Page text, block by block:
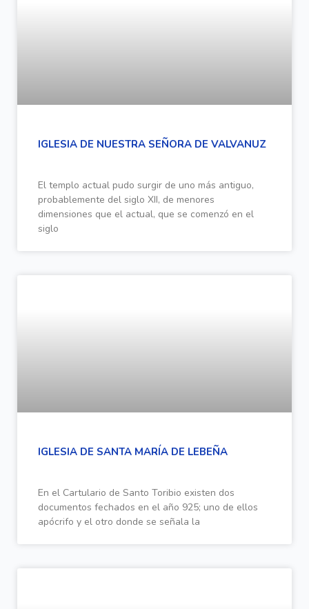
IGLESIA DE NUESTRA SEÑORA DE VALVANUZ
El templo actual pudo surgir de uno más antiguo,
probablemente del siglo XII, de menores
dimensiones que el actual, que se comenzó en el
siglo
IGLESIA DE SANTA MARÍA DE LEBEÑA
En el Cartulario de Santo Toribio existen dos
documentos fechados en el año 925; uno de ellos
apócrifo y el otro donde se señala la